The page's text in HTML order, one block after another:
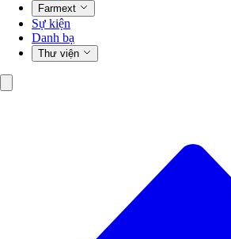
Farmext
Sự kiện
Danh bạ
Thư viện